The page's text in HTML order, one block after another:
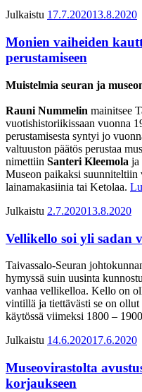
Julkaistu 17.7.202013.8.2020
Monien vaiheiden
perustamiseen
Muistelmia seuran ja
Rauni Nummelin mainitsee
vuotishistoriikissaan vuonna
perustamisesta syntyi jo
valtuuston päätös perustaa
nimettiin Santeri Kleemola ja
Museon paikaksi suunniteltiin
lainamakasiinia tai Ketolaa.
Julkaistu 2.7.202013.8.2020
Vellikello soi yli sadan
Taivassalo-Seuran
hymyssä suin uusinta
vanhaa vellikelloa. Kello on
vintillä ja tiettävästi se on ollut
käytössä viimeksi 1800 –
Julkaistu 14.6.202017.6.2020
Museovirastolta
korjaukseen